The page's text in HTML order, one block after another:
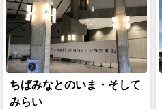
ちばみなとのいま・そして
みらい